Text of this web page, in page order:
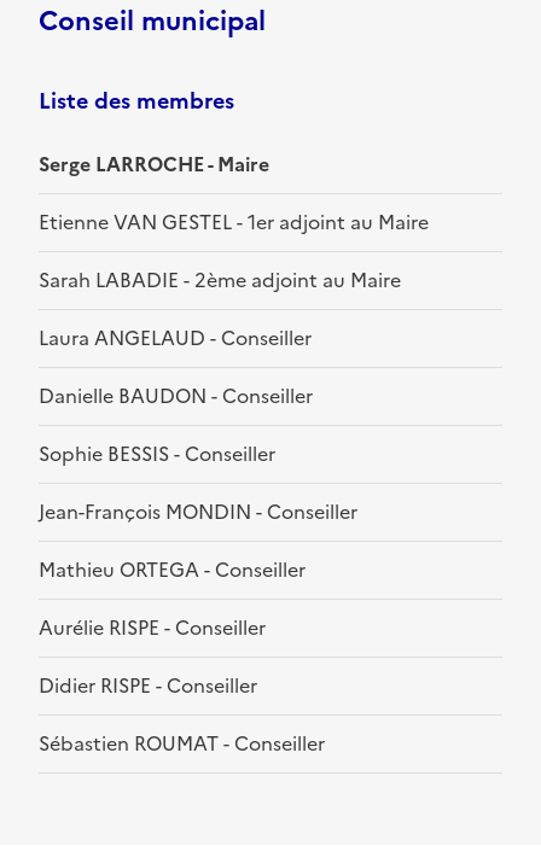
Conseil municipal
Liste des membres
Serge LARROCHE - Maire
Etienne VAN GESTEL - 1er adjoint au Maire
Sarah LABADIE - 2ème adjoint au Maire
Laura ANGELAUD - Conseiller
Danielle BAUDON - Conseiller
Sophie BESSIS - Conseiller
Jean-François MONDIN - Conseiller
Mathieu ORTEGA - Conseiller
Aurélie RISPE - Conseiller
Didier RISPE - Conseiller
Sébastien ROUMAT - Conseiller